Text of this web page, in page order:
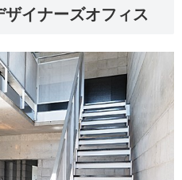
イナーズオフィス